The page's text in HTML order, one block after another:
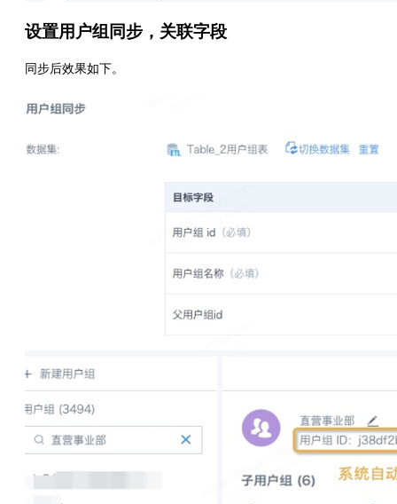
设置用户组同步，关联字段
同步后效果如下。